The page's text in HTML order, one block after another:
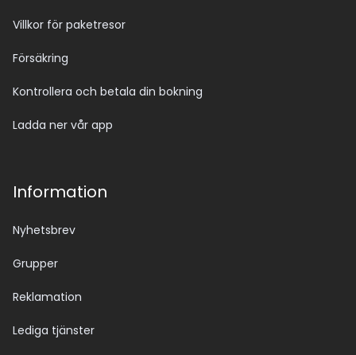
Villkor för paketresor
Försäkring
Kontrollera och betala din bokning
Ladda ner vår app
Information
Nyhetsbrev
Grupper
Reklamation
Lediga tjänster